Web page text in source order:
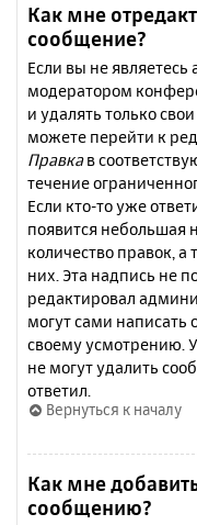
Как мне
сообщение?
Если вы не
модератором
и удалять только
можете перейти к
Правкав
течение
Если кто-то уже
появится небольшая
количество правок,
них. Эта надпись не
редактировал
могут сами
своему усмотрению.
не могут удалить
ответил.
Вернуться к началу
Как мне
сообщению?